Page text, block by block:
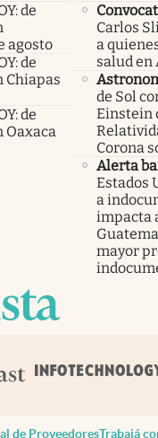
de
agosto
de
Chiapas
de
Oaxaca
Carlos
a
salud en
de Sol
Einstein
Corona
Alerta
Estados
a
impacta
mayor
de ProveedoresTrabajá